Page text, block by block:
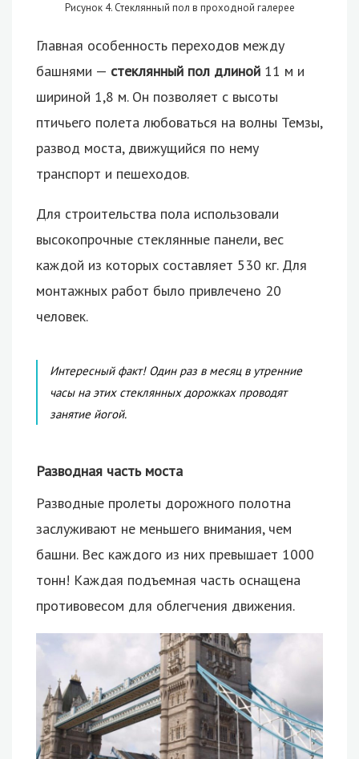
Рисунок 4. Стеклянный пол в проходной галерее
Главная особенность переходов между
башнями — стеклянный пол длиной 11 м и
шириной 1,8 м. Он позволяет с высоты
птичьего полета любоваться на волны Темзы,
развод моста, движущийся по нему
транспорт и пешеходов.
Для строительства пола использовали
высокопрочные стеклянные панели, вес
каждой из которых составляет 530 кг. Для
монтажных работ было привлечено 20
человек.
Интересный факт! Один раз в месяц в утренние
часы на этих стеклянных дорожках проводят
занятие йогой.
Разводная часть моста
Разводные пролеты дорожного полотна
заслуживают не меньшего внимания, чем
башни. Вес каждого из них превышает 1000
тонн! Каждая подъемная часть оснащена
противовесом для облегчения движения.